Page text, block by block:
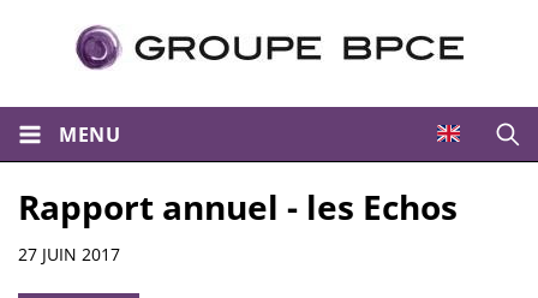
MENU
Rapport annuel - les Echos
Informations
27 JUIN 2017